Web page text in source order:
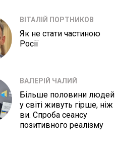
ВІТАЛІЙ ПОРТНИКОВ
Як не стати частиною
Росії
ВАЛЕРІЙ ЧАЛИЙ
Більше половини людей
у світі живуть гірше, ніж
ви. Спроба сеансу
позитивного реалізму